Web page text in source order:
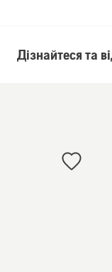
Дізнайтеся та